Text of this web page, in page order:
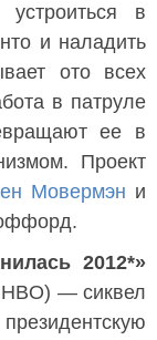
в
и наладить
ото всех
в патруле
ее в
Проект
Мовермэн и
2012*»
— сиквел